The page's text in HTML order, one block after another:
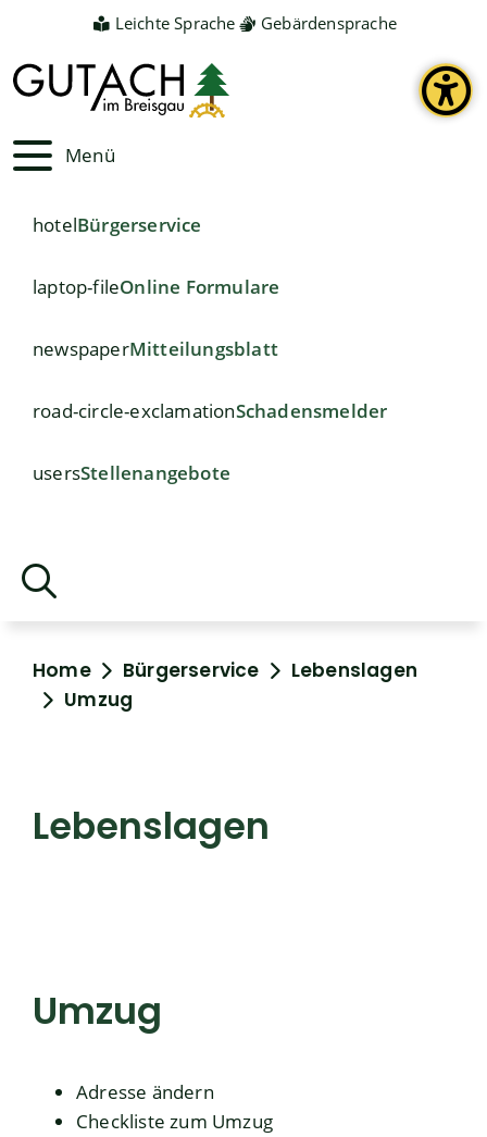
Leichte Sprache Gebärdensprache
Menü
hotelBürgerservice
laptop-fileOnline Formulare
newspaperMitteilungsblatt
road-circle-exclamationSchadensmelder
usersStellenangebote
Home Bürgerservice
Lebenslagen
Umzug
Lebenslagen
Umzug
Adresse ändern
Checkliste zum Umzug